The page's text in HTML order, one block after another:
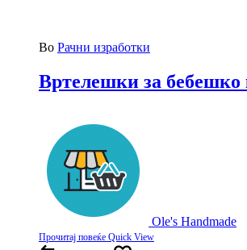
Во Рачни изработки
Вртелешки за бебешко
Ole's Handmade
Прочитај повеќе Quick View